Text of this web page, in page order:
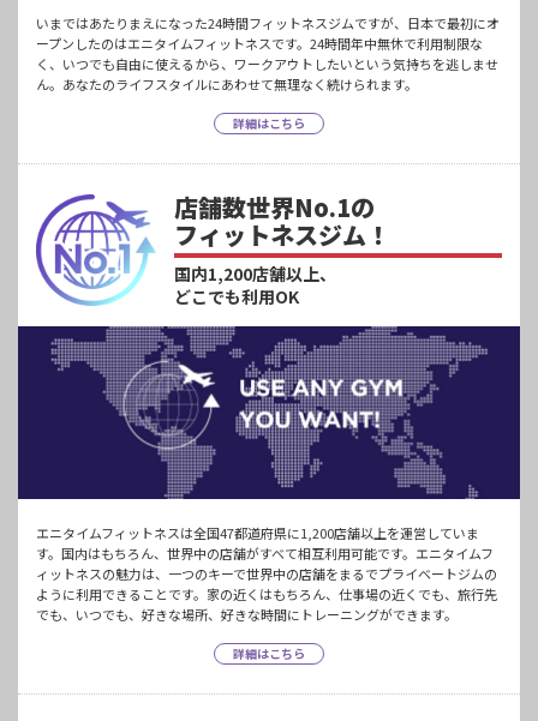
いまではあたりまえになった24時間フィットネスジムですが、日本で最初にオ
ープンしたのはエニタイムフィットネスです。24時間年中無休で利用制限な
く、いつでも自由に使えるから、ワークアウトしたいという気持ちを逃しませ
ん。あなたのライフスタイルにあわせて無理なく続けられます。
詳細はこちら
店舗数世界No.1の
フィットネスジム！
国内1,200店舗以上、
どこでも利用OK
エニタイムフィットネスは全国47都道府県に1,200店舗以上を運営していま
す。国内はもちろん、世界中の店舗がすべて相互利用可能です。エニタイムフ
ィットネスの魅力は、一つのキーで世界中の店舗をまるでプライベートジムの
ように利用できることです。家の近くはもちろん、仕事場の近くでも、旅行先
でも、いつでも、好きな場所、好きな時間にトレーニングができます。
詳細はこちら